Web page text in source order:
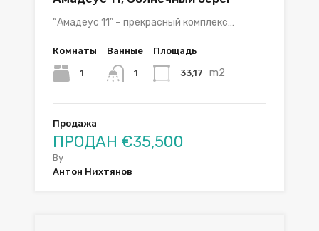
“Амадеус 11” – прекрасный комплекс…
Комнаты
1
Ванные
1
Площадь
33,17 m2
Продажа
ПРОДАН €35,500
By
Антон Нихтянов